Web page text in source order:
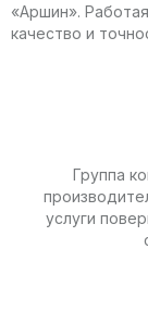
«Аршин».
качество и
Группа
услуги